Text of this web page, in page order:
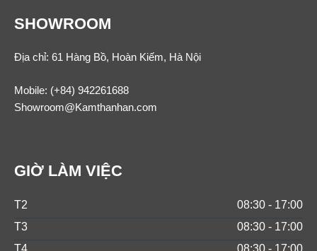
SHOWROOM
Địa chỉ: 61 Hàng Bồ, Hoàn Kiếm, Hà Nội
Mobile: (+84) 942261688
Showroom@Kamthanhan.com
GIỜ LÀM VIỆC
T2
08:30 - 17:00
T3
08:30 - 17:00
T4
08:30 - 17:00